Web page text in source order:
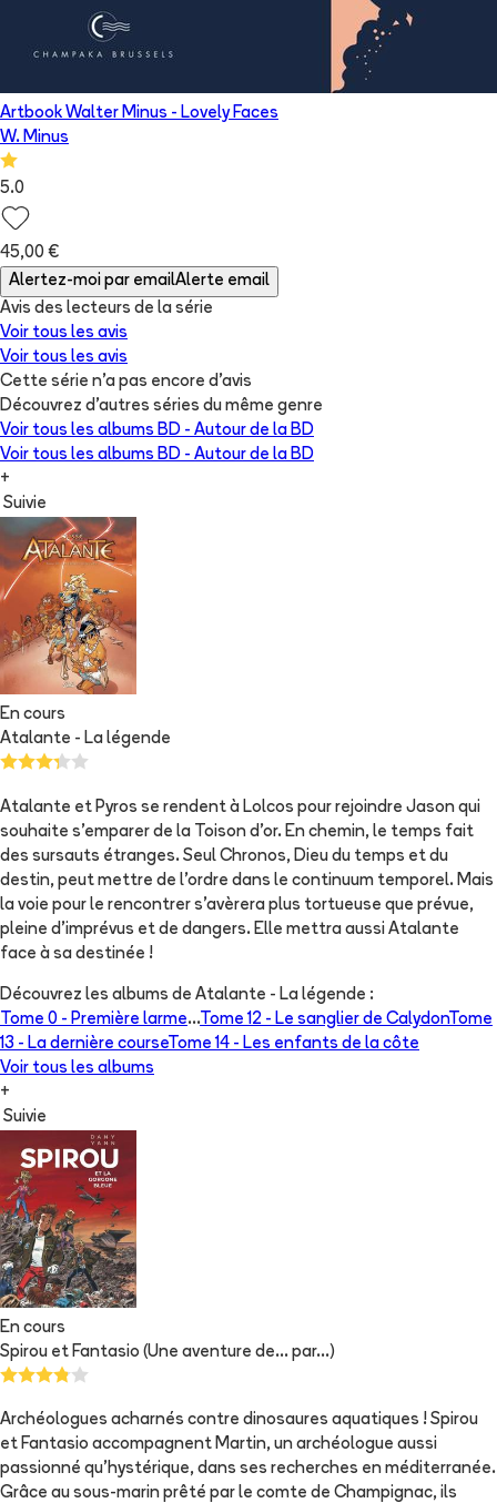
Artbook Walter Minus - Lovely Faces
W. Minus
5.0
45,00 €
Alertez-moi par emailAlerte email
Avis des lecteurs de la série
Voir tous les avis
Voir tous les avis
Cette série n'a pas encore d'avis
Découvrez d'autres séries du même genre
Voir tous les albums BD - Autour de la BD
Voir tous les albums BD - Autour de la BD
+
Suivie
En cours
Atalante - La légende
Atalante et Pyros se rendent à Lolcos pour rejoindre Jason qui
souhaite s'emparer de la Toison d'or. En chemin, le temps fait
des sursauts étranges. Seul Chronos, Dieu du temps et du
destin, peut mettre de l'ordre dans le continuum temporel. Mais
la voie pour le rencontrer s'avèrera plus tortueuse que prévue,
pleine d'imprévus et de dangers. Elle mettra aussi Atalante
face à sa destinée !
Découvrez les albums de Atalante - La légende :
Tome 0 - Première larme...Tome 12 - Le sanglier de CalydonTome
13 - La dernière courseTome 14 - Les enfants de la côte
Voir tous les albums
+
Suivie
En cours
Spirou et Fantasio (Une aventure de... par...)
Archéologues acharnés contre dinosaures aquatiques ! Spirou
et Fantasio accompagnent Martin, un archéologue aussi
passionné qu'hystérique, dans ses recherches en méditerranée.
Grâce au sous-marin prêté par le comte de Champignac, ils